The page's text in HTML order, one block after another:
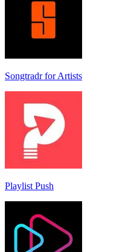
Songtradr for Artists
Playlist Push